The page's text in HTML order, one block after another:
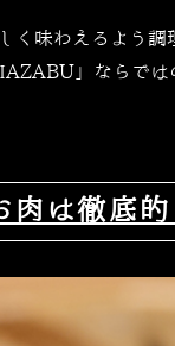
く味わえるよう
」ならでは
肉は徹底